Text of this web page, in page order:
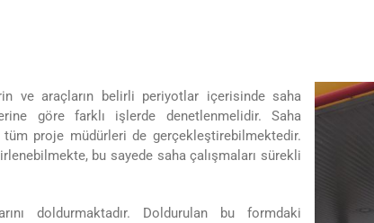
ve araçların belirli periyotlar içerisinde saha
göre farklı işlerde denetlenmelidir. Saha
proje müdürleri de gerçekleştirebilmektedir.
bu sayede saha çalışmaları sürekli
doldurmaktadır. Doldurulan bu formdaki